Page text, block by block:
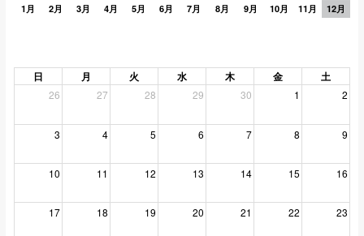
1月 2月 3月 4月 5月 6月 7月 8月 9月 10月 11月 12月
日 月 火 水 木 金 土
26 27 28 29 30 1 2
3 4 5 6 7 8 9
10 11 12 13 14 15 16
17 18 19 20 21 22 23